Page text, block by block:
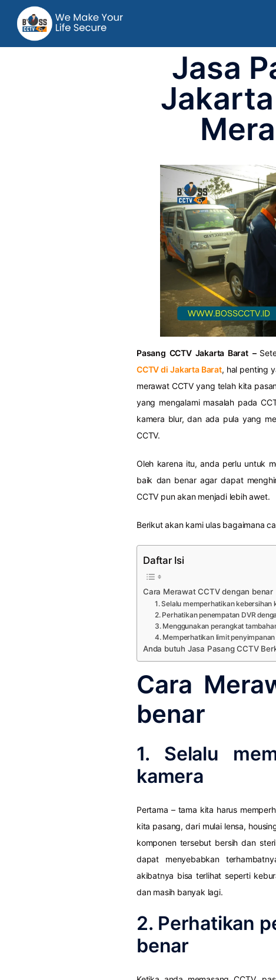
Jasa
Pasang CCTV Jakarta Barat –
CCTV di Jakarta Barat, hal penting
merawat CCTV yang telah kita
yang mengalami masalah pada
kamera blur, dan ada pula yang
CCTV.
Oleh karena itu, anda perlu untuk
baik dan benar agar dapat
CCTV pun akan menjadi lebih awet.
Berikut akan kami ulas bagaimana
Daftar Isi
Cara Merawat CCTV dengan benar
1. Selalu memperhatikan kebersihan
2. Perhatikan penempatan DVR
3. Menggunakan perangkat
4. Memperhatikan limit
Anda butuh Jasa Pasang CCTV
Cara
benar
1. Selalu
kamera
Pertama – tama kita harus
kita pasang, dari mulai lensa,
komponen tersebut bersih dan
dapat menyebabkan
akibatnya bisa terlihat seperti
dan masih banyak lagi.
2. Perhatikan
benar